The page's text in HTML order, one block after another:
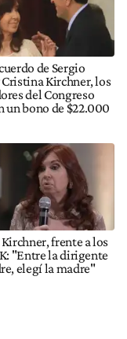
de Sergio
Cristina Kirchner, los
del Congreso
un bono de $22.000
frente a los
"Entre la dirigente
elegí la madre"